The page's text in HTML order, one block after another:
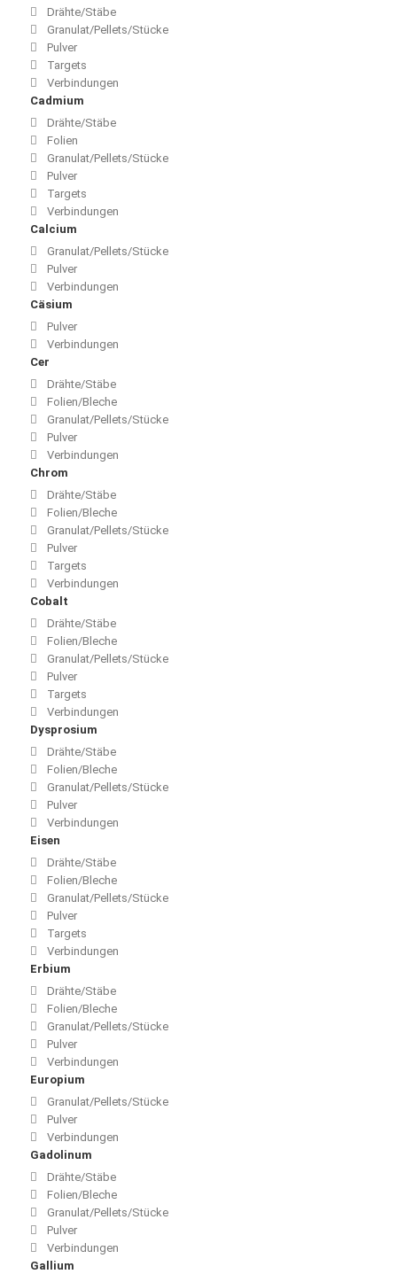
Drähte/Stäbe
Granulat/Pellets/Stücke
Pulver
Targets
Verbindungen
Cadmium
Drähte/Stäbe
Folien
Granulat/Pellets/Stücke
Pulver
Targets
Verbindungen
Calcium
Granulat/Pellets/Stücke
Pulver
Verbindungen
Cäsium
Pulver
Verbindungen
Cer
Drähte/Stäbe
Folien/Bleche
Granulat/Pellets/Stücke
Pulver
Verbindungen
Chrom
Drähte/Stäbe
Folien/Bleche
Granulat/Pellets/Stücke
Pulver
Targets
Verbindungen
Cobalt
Drähte/Stäbe
Folien/Bleche
Granulat/Pellets/Stücke
Pulver
Targets
Verbindungen
Dysprosium
Drähte/Stäbe
Folien/Bleche
Granulat/Pellets/Stücke
Pulver
Verbindungen
Eisen
Drähte/Stäbe
Folien/Bleche
Granulat/Pellets/Stücke
Pulver
Targets
Verbindungen
Erbium
Drähte/Stäbe
Folien/Bleche
Granulat/Pellets/Stücke
Pulver
Verbindungen
Europium
Granulat/Pellets/Stücke
Pulver
Verbindungen
Gadolinum
Drähte/Stäbe
Folien/Bleche
Granulat/Pellets/Stücke
Pulver
Verbindungen
Gallium